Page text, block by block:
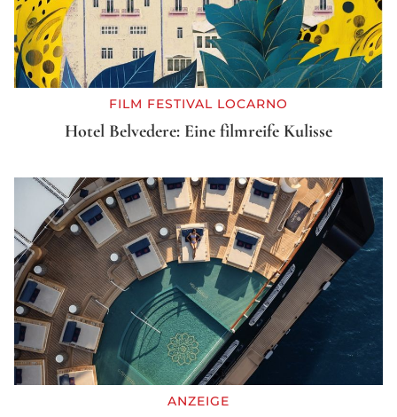
FILM FESTIVAL LOCARNO
Hotel Belvedere: Eine filmreife Kulisse
ANZEIGE